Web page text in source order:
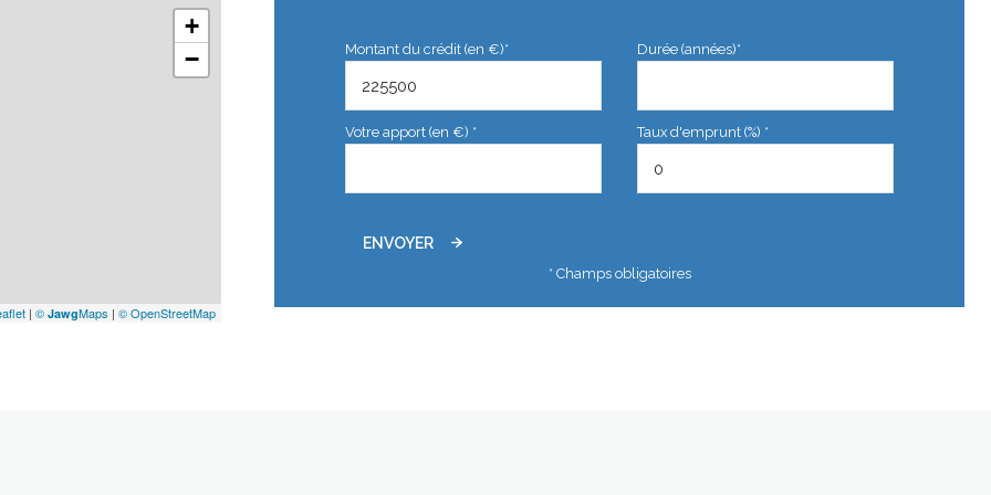
+
−
| © JawgMaps | © OpenStreetMap
Montant du crédit (en €)* Durée (années)*
Votre apport (en €) * Taux d'emprunt (%) *
ENVOYER
* Champs obligatoires